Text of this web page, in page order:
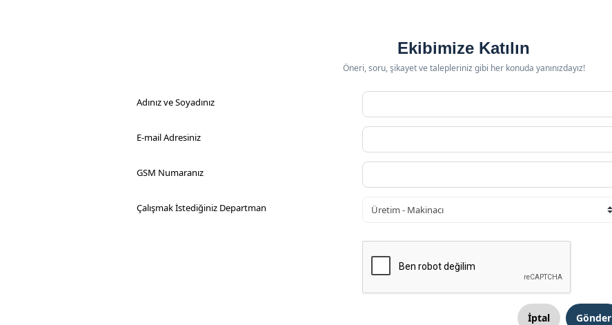
Ekibimize Katılın
Öneri, soru, şikayet ve talepleriniz gibi her konuda yanınızdayız!
Adınız ve Soyadınız
E-mail Adresiniz
GSM Numaranız
Çalışmak İstediğiniz Departman
İptal Gönder